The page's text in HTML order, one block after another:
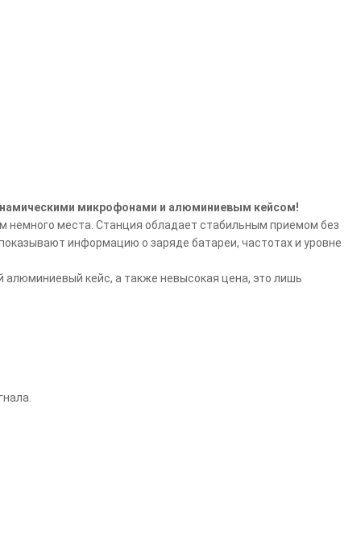
микрофонами и алюминиевым кейсом!
места. Станция обладает стабильным приемом без
информацию о заряде батареи, частотах и уровне
кейс, а также невысокая цена, это лишь